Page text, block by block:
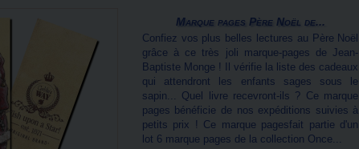
Marque pages Père Noël de...
Confiez vos plus belles lectures au Père Noël
grâce à ce très joli marque-pages de Jean-
Baptiste Monge ! Il vérifie la liste des cadeaux
qui attendront les enfants sages sous le
sapin... Quel livre recevront-ils ? Ce marque
pages bénéficie de nos expéditions suivies à
petits prix ! Ce marque pagesfait partie d'un
lot 6 marque pages de la collection Once...